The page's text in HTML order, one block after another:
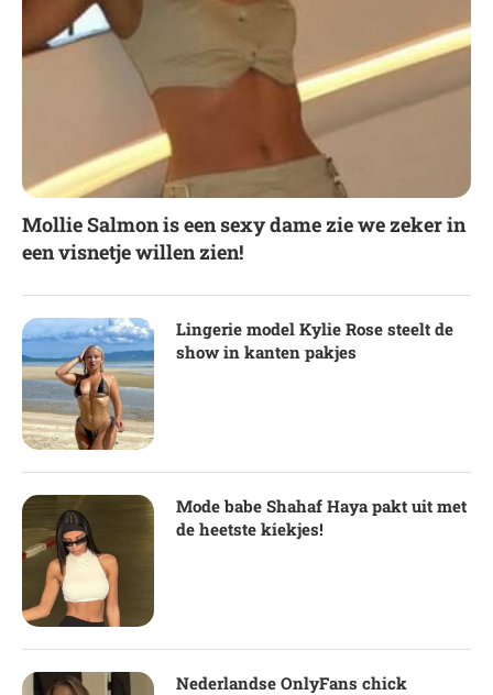
Mollie Salmon is een sexy dame zie we zeker in
een visnetje willen zien!
Lingerie model Kylie Rose steelt de
show in kanten pakjes
Mode babe Shahaf Haya pakt uit met
de heetste kiekjes!
Nederlandse OnlyFans chick